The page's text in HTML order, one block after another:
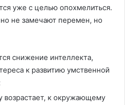
уже с целью опохмелиться.
не замечают перемен, но
снижение интеллекта,
к развитию умственной
возрастает, к окружающему